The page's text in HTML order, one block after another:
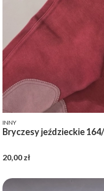
PRODUCENT
INNY
Bryczesy jeździeckie
Cena
20,00 zł